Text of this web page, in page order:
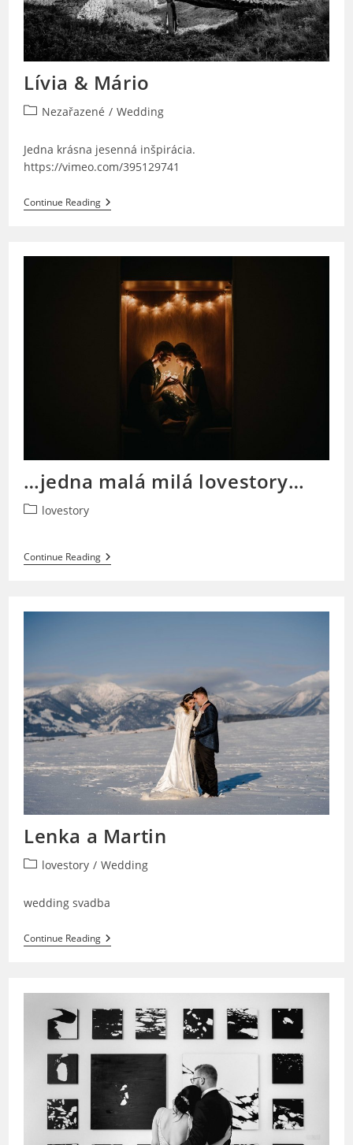
Lívia & Mário
PostNezařazené / Wedding
Jedna krásna jesenná inšpirácia.
https://vimeo.com/395129741
Continue ReadingLívia
&
…jedna malá milá lovestory…
Postlovestory
Continue Reading…
Jedna
Lenka a Martin
Postlovestory / Wedding
wedding svadba
Continue ReadingLenka
A